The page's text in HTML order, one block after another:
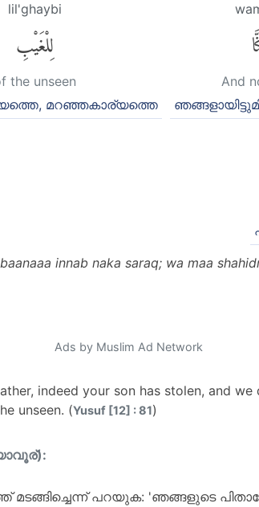
And
lil'ghaybi
لِلْغَيْبِ
the unseen
മറഞ്ഞകാര്യത്തെ
innab naka saraq; wa maa
Ads by Muslim Ad Network
indeed your son has stolen, and
unseen. (Yusuf [12] : 81)
മടങ്ങിച്ചെന്ന് പറയുക: 'ഞങ്ങളുടെ